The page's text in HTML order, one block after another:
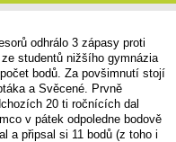
odhrálo 3 zápasy proti
studentů nižšího gymnázia
bodů. Za povšimnutí stojí
a Svěcené. Prvně
20 ti ročnících dal
v pátek odpoledne bodově
a připsal si 11 bodů (z toho i